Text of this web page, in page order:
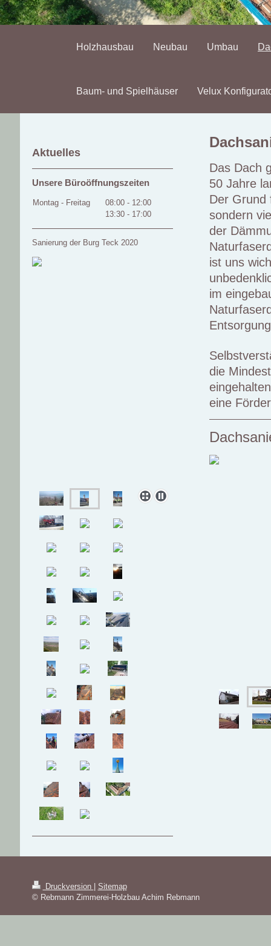
Holzhausbau Neubau Umbau
Baum- und Spielhäuser Velux
Das Dach
50 Jahre
Der Grund
sondern
der
ist uns
im
die
eine
Aktuelles
Unsere Büroöffnungszeiten
Montag - Freitag 08:00- 12:00
13:30- 17:00
Sanierung der Burg Teck 2020
Druckversion
Sitemap
© Rebmann Zimmerei-Holzbau Achim Rebmann